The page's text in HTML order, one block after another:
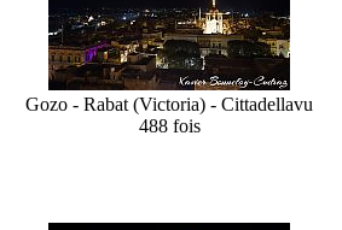
Gozo - Rabat (Victoria) - Cittadellavu
488 fois